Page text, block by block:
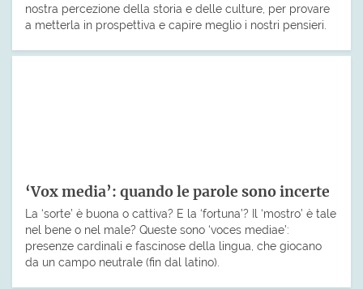
nostra percezione della storia e delle culture, per provare
a metterla in prospettiva e capire meglio i nostri pensieri.
‘Vox media’: quando le parole sono incerte
La ‘sorte’ è buona o cattiva? E la ‘fortuna’? Il ‘mostro’ è tale
nel bene o nel male? Queste sono ‘voces mediae’:
presenze cardinali e fascinose della lingua, che giocano
da un campo neutrale (fin dal latino).